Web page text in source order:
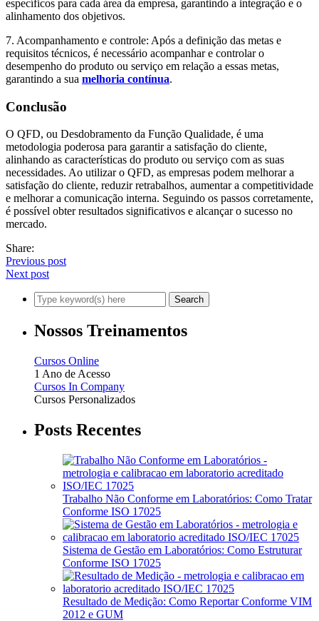
específicos para cada área da empresa, garantindo a integração e o
alinhamento dos objetivos.
7. Acompanhamento e controle: Após a definição das metas e
requisitos técnicos, é necessário acompanhar e controlar o
desempenho do produto ou serviço em relação a essas metas,
garantindo a sua melhoria contínua.
Conclusão
O QFD, ou Desdobramento da Função Qualidade, é uma
metodologia poderosa para garantir a satisfação do cliente,
alinhando as características do produto ou serviço com as suas
necessidades. Ao utilizar o QFD, as empresas podem melhorar a
satisfação do cliente, reduzir retrabalhos, aumentar a competitividade
e melhorar a comunicação interna. Seguindo os passos corretamente,
é possível obter resultados significativos e alcançar o sucesso no
mercado.
Share:
Previous post
Next post
Nossos Treinamentos
Cursos Online
1 Ano de Acesso
Cursos In Company
Cursos Personalizados
Posts Recentes
Trabalho Não Conforme em Laboratórios: Como Tratar
Conforme ISO 17025
Sistema de Gestão em Laboratórios: Como Estruturar
Conforme ISO 17025
Resultado de Medição: Como Reportar Conforme VIM
2012 e GUM